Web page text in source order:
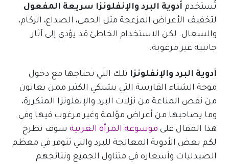
تُستخدم أدوية البرد والإنفلونزا سريعة المفعول
لتخفيف الأعراض المزعجة مثل الحمى، الصداع، الزكام،
والسعال. لكن الاستخدام الخاطئ قد يؤدي إلى آثار
جانبية غير مرغوبة.
أدوية البرد والإنفلونزا تلك التي نحتاجها مع دخول
موجة الشتاء القارسة التي يشتكي الكثير ممن يعانون
من نقص المناعة من نزلات البرد والإنفلونزا المتكررة،
وما يصاحبها من أعراض مؤلمة وغير مرغوب فيها وفي
هذا المقال على موسوعة المرأة العربية سوف نطرح
لكم بعض الأدوية المعالجة للبرد والتي تتوفر في معظم
الصيدليات وأسعاره في متناول الجميع ونتائجهم